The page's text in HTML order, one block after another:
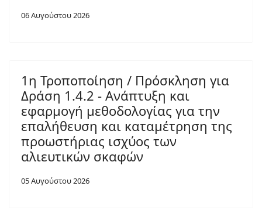
06 Αυγούστου 2026
1η Τροποποίηση / Πρόσκληση για
Δράση 1.4.2 - Ανάπτυξη και
εφαρμογή μεθοδολογίας για την
επαλήθευση και καταμέτρηση της
προωστήριας ισχύος των
αλιευτικών σκαφών
05 Αυγούστου 2026